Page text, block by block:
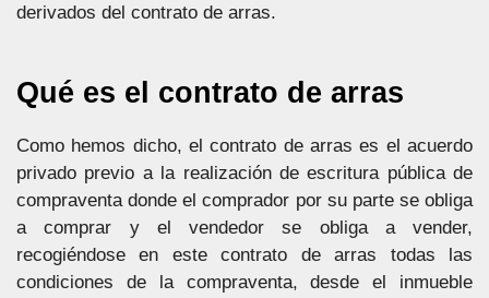
derivados del contrato de arras.
Qué es el contrato de arras
Como hemos dicho, el contrato de arras es el acuerdo
privado previo a la realización de escritura pública de
compraventa donde el comprador por su parte se obliga
a comprar y el vendedor se obliga a vender,
recogiéndose en este contrato de arras todas las
condiciones de la compraventa, desde el inmueble